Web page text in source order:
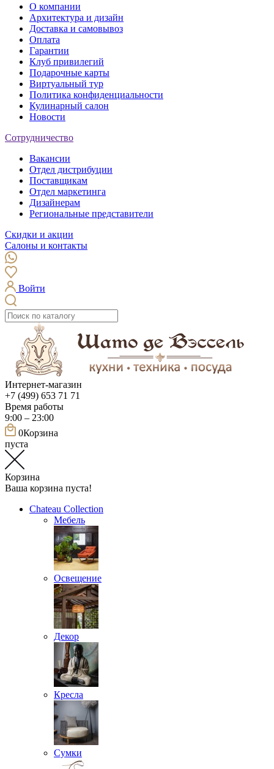
О компании
Архитектура и дизайн
Доставка и самовывоз
Оплата
Гарантии
Клуб привилегий
Подарочные карты
Виртуальный тур
Политика конфиденциальности
Кулинарный салон
Новости
Сотрудничество
Вакансии
Отдел дистрибуции
Поставщикам
Отдел маркетинга
Дизайнерам
Региональные представители
Скидки и акции
Салоны и контакты
Войти
Интернет-магазин
+7 (499) 653 71 71
Время работы
9:00 – 23:00
0Корзина
пуста
Корзина
Ваша корзина пуста!
Chateau Collection
Мебель
Освещение
Декор
Кресла
Сумки